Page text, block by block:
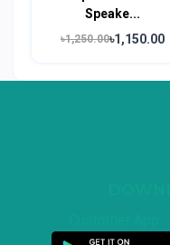
Speake...
৳1,250.00৳1,150.00